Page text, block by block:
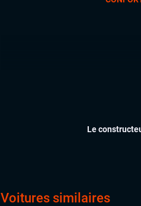
Le
Voitures similaires